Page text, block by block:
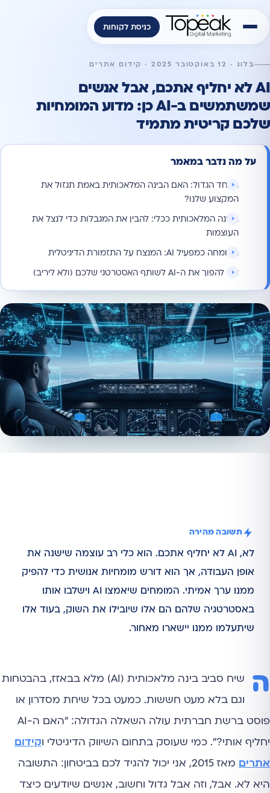
כניסת לקוחות
בלוג · 12 באוקטובר 2025 · קידום אתרים
AI לא יחליף אתכם, אבל אנשים
שמשתמשים ב-AI כן: מדוע המומחיות
שלכם קריטית מתמיד
על מה נדבר במאמר
הפחד הגדול: האם הבינה המלאכותית באמת תגזול את
המקצוע שלנו?
הבינה המלאכותית ככלי: להבין את המגבלות כדי לנצל את
העוצמות
המומחה כמפעיל AI: המנצח על התזמורת הדיגיטלית
איך להפוך את ה-AI לשותף האסטרטגי שלכם (ולא ליריב)
תשובה מהירה
לא, AI לא יחליף אתכם. הוא כלי רב עוצמה שישנה את
אופן העבודה, אך הוא דורש מומחיות אנושית כדי להפיק
ממנו ערך אמיתי. המומחים שיאמצו AI וישלבו אותו
באסטרטגיה שלהם הם אלו שיובילו את השוק, בעוד אלו
שיתעלמו ממנו יישארו מאחור.
ה שיח סביב בינה מלאכותית (AI) מלא בבאזז, בהבטחות
וגם בלא מעט חששות. כמעט בכל שיחת מסדרון או
פוסט ברשת חברתית עולה השאלה הגדולה: "האם ה-AI
יחליף אותי?". כמי שעוסק בתחום השיווק הדיגיטלי וקידום
אתרים מאז 2015, אני יכול להגיד לכם בביטחון: התשובה
היא לא. אבל, וזה אבל גדול וחשוב, אנשים שיודעים כיצד